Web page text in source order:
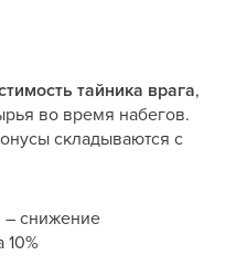
тайника врага,
во время набегов.
складываются с
– снижение
10%